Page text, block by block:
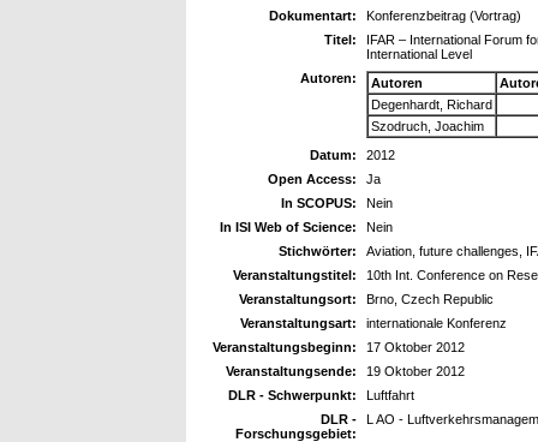
Dokumentart:
Konferenzbeitrag (Vortrag)
Titel:
IFAR – International Forum
International Level
Autoren:
Autoren
Degenhardt, Richard
Szodruch, Joachim
Datum:
2012
Open Access:
Ja
In SCOPUS:
Nein
In ISI Web of Science:
Nein
Stichwörter:
Aviation, future challenges,
Veranstaltungstitel:
10th Int. Conference on
Veranstaltungsort:
Brno, Czech Republic
Veranstaltungsart:
internationale Konferenz
Veranstaltungsbeginn:
17 Oktober 2012
Veranstaltungsende:
19 Oktober 2012
DLR - Schwerpunkt:
Luftfahrt
DLR -
Forschungsgebiet:
L AO -